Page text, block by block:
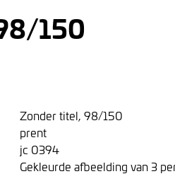
150
Zonder titel, 98/150
prent
jc 0394
Gekleurde afbeelding van 3